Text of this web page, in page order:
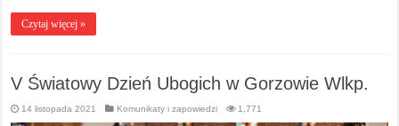
Czytaj więcej »
V Światowy Dzień Ubogich w Gorzowie Wlkp.
14 listopada 2021 Komunikaty i zapowiedzi 1,771